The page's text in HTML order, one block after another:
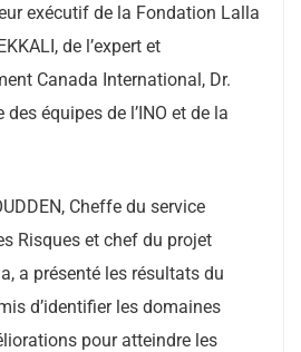
exécutif de la Fondation Lalla
de l’expert et
Canada International, Dr.
des équipes de l’INO et de la
Cheffe du service
Risques et chef du projet
a présenté les résultats du
d’identifier les domaines
pour atteindre les